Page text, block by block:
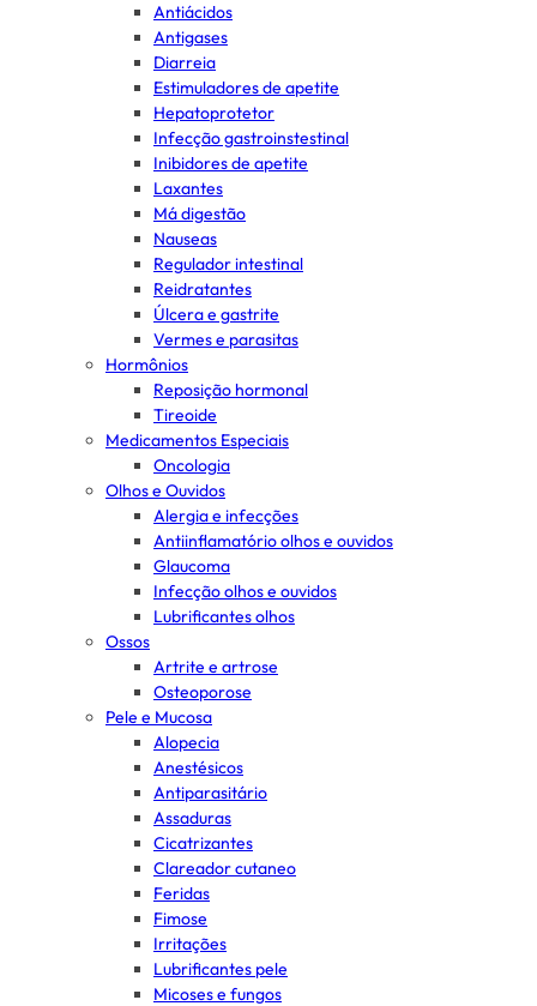
Antiácidos
Antigases
Diarreia
Estimuladores de apetite
Hepatoprotetor
Infecção gastroinstestinal
Inibidores de apetite
Laxantes
Má digestão
Nauseas
Regulador intestinal
Reidratantes
Úlcera e gastrite
Vermes e parasitas
Hormônios
Reposição hormonal
Tireoide
Medicamentos Especiais
Oncologia
Olhos e Ouvidos
Alergia e infecções
Antiinflamatório olhos e ouvidos
Glaucoma
Infecção olhos e ouvidos
Lubrificantes olhos
Ossos
Artrite e artrose
Osteoporose
Pele e Mucosa
Alopecia
Anestésicos
Antiparasitário
Assaduras
Cicatrizantes
Clareador cutaneo
Feridas
Fimose
Irritações
Lubrificantes pele
Micoses e fungos